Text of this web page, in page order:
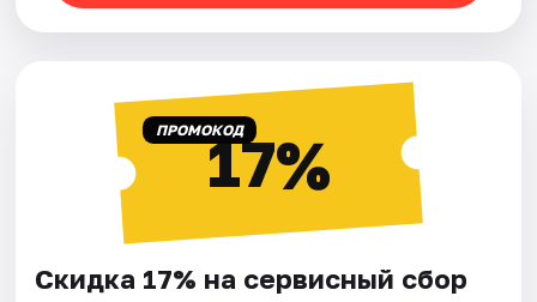
ПРОМОКОД17%
Скидка 17% на сервисный сбор